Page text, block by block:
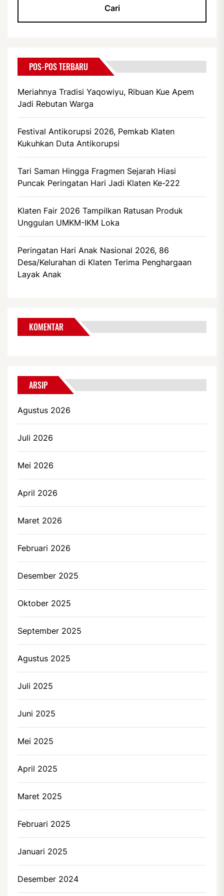
POS-POS TERBARU
Meriahnya Tradisi Yaqowiyu, Ribuan Kue Apem
Jadi Rebutan Warga
Festival Antikorupsi 2026, Pemkab Klaten
Kukuhkan Duta Antikorupsi
Tari Saman Hingga Fragmen Sejarah Hiasi
Puncak Peringatan Hari Jadi Klaten Ke-222
Klaten Fair 2026 Tampilkan Ratusan Produk
Unggulan UMKM-IKM Loka
Peringatan Hari Anak Nasional 2026, 86
Desa/Kelurahan di Klaten Terima Penghargaan
Layak Anak
KOMENTAR
ARSIP
Agustus 2026
Juli 2026
Mei 2026
April 2026
Maret 2026
Februari 2026
Desember 2025
Oktober 2025
September 2025
Agustus 2025
Juli 2025
Juni 2025
Mei 2025
April 2025
Maret 2025
Februari 2025
Januari 2025
Desember 2024